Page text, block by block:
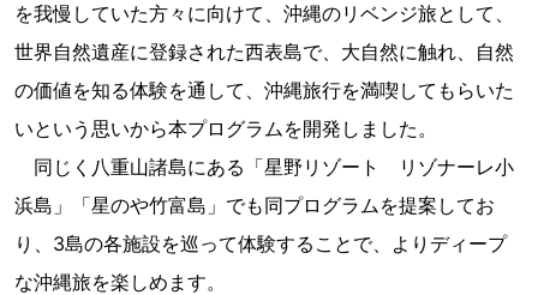
を我慢していた方々に向けて、沖縄のリベンジ旅として、
世界自然遺産に登録された西表島で、大自然に触れ、自然
の価値を知る体験を通して、沖縄旅行を満喫してもらいた
いという思いから本プログラムを開発しました。
同じく八重山諸島にある「星野リゾート リゾナーレ小
浜島」「星のや竹富島」でも同プログラムを提案してお
り、3島の各施設を巡って体験することで、よりディープ
な沖縄旅を楽しめます。